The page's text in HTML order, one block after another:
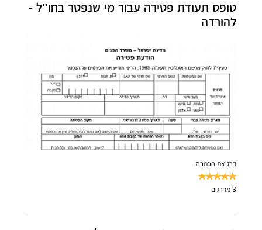
טופס תעודת פטירה עבור מי שנפטר בחו"ל -
להורדה
דרג את הכתבה
3 מדרגים